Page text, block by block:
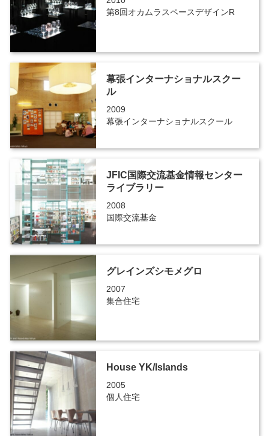
第8回オカムラスペースデザインR
幕張インターナショナルスクー
ル
2009
幕張インターナショナルスクール
JFIC国際交流基金情報センター
ライブラリー
2008
国際交流基金
グレインズシモメグロ
2007
集合住宅
House YK/Islands
2005
個人住宅